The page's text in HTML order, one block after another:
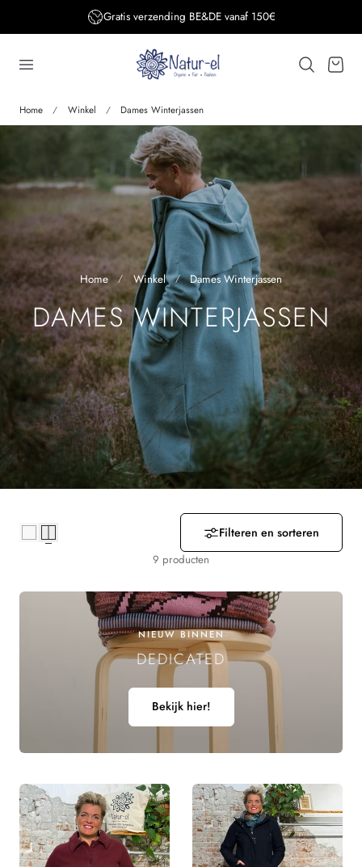
Gratis verzending BE&DE vanaf 150€
Home Winkel Dames Winterjassen
Home Winkel Dames Winterjassen
V
E
R
Z
A
M
E
I
DAMES WINTERJASSEN
Filteren en sorteren
9 producten
NIEUW BINNEN
DEDICATED
Bekijk hier!